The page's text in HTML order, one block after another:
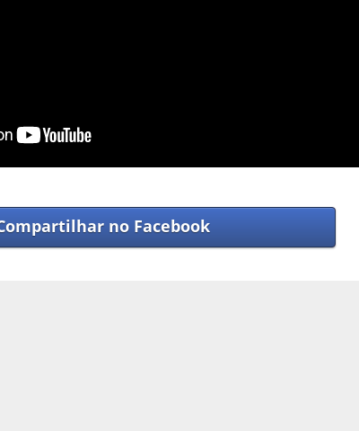
no Facebook